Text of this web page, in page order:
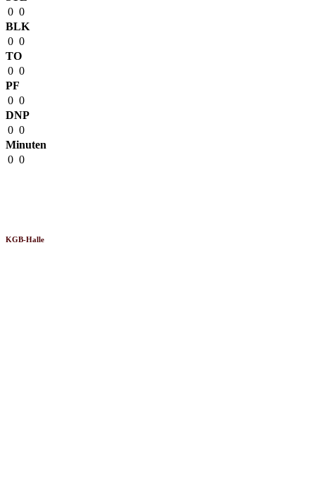
0 0
BLK
0 0
TO
0 0
PF
0 0
DNP
0 0
Minuten
0 0
KGB-Halle